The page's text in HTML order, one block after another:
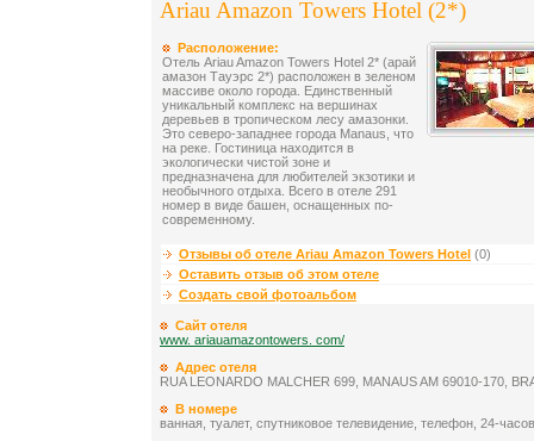
Ariau Amazon Towers Hotel (2*)
Расположение:
Отель Ariau Amazon Towers Hotel 2* (арай
амазон Тауэрс 2*) расположен в зеленом
массиве около города. Единственный
уникальный комплекс на вершинах
деревьев в тропическом лесу амазонки.
Это северо-западнее города Manaus, что
на реке. Гостиница находится в
экологически чистой зоне и
предназначена для любителей экзотики и
необычного отдыха. Всего в отеле 291
номер в виде башен, оснащенных по-
современному.
Отзывы об отеле Ariau Amazon Towers Hotel (0)
Оставить отзыв об этом отеле
Создать свой фотоальбом
Сайт отеля
www. ariauamazontowers. com/
Адрес отеля
RUA LEONARDO MALCHER 699, MANAUS AM 69010-170,
В номере
ванная, туалет, спутниковое телевидение, телефон, 24-